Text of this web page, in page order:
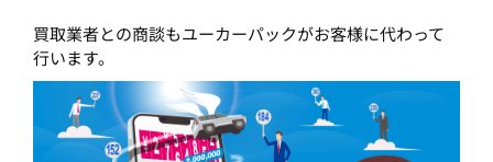
買取業者との商談もユーカーパックがお客様に代わって
行います。